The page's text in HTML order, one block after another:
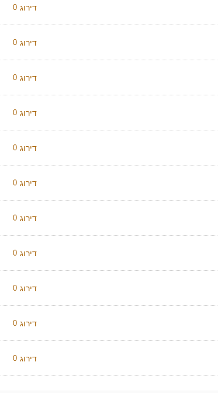
0 דירוג
0 דירוג
0 דירוג
0 דירוג
0 דירוג
0 דירוג
0 דירוג
0 דירוג
0 דירוג
0 דירוג
0 דירוג